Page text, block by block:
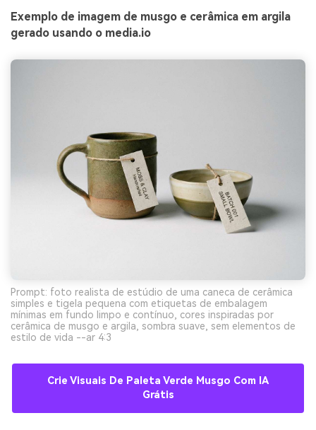
Exemplo de imagem de musgo e cerâmica em argila
gerado usando o media.io
Prompt: foto realista de estúdio de uma caneca de cerâmica
simples e tigela pequena com etiquetas de embalagem
mínimas em fundo limpo e contínuo, cores inspiradas por
cerâmica de musgo e argila, sombra suave, sem elementos de
estilo de vida --ar 4:3
Crie Visuais De Paleta Verde Musgo Com IA
Grátis